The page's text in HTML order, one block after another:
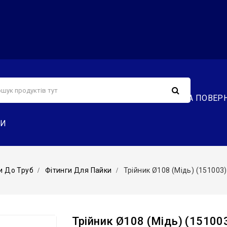
ОБМІН ТА
До Труб Фітинги Для Пайки Трійник Ø108 (мідь)
Трійник Ø108 (мідь)